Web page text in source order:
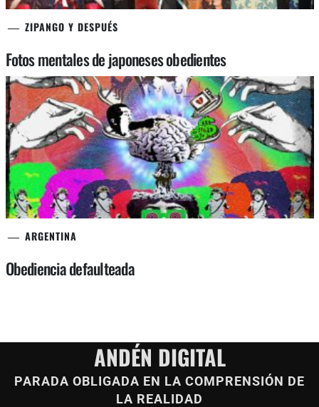
ZIPANGO Y DESPUÉS
Fotos mentales de japoneses obedientes
ARGENTINA
Obediencia defaulteada
ANDÉN DIGITAL
PARADA OBLIGADA EN LA COMPRENSIÓN DE
LA REALIDAD